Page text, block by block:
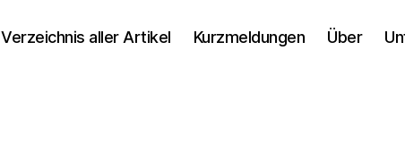
Verzeichnis aller Artikel Kurzmeldungen Über